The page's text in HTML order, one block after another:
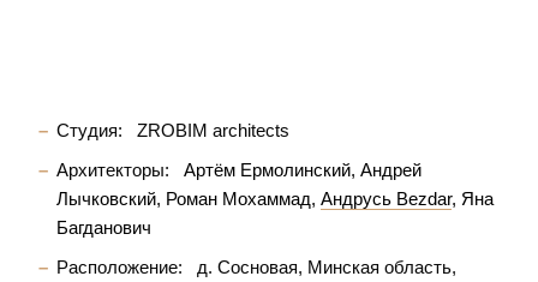
Студия:
ZROBIM architects
Архитекторы:
Артём Ермолинский Андрей
Лычковский Роман Мохаммад Андрусь Bezdar Яна
Багданович
Расположение:
д. Сосновая, Минская область,